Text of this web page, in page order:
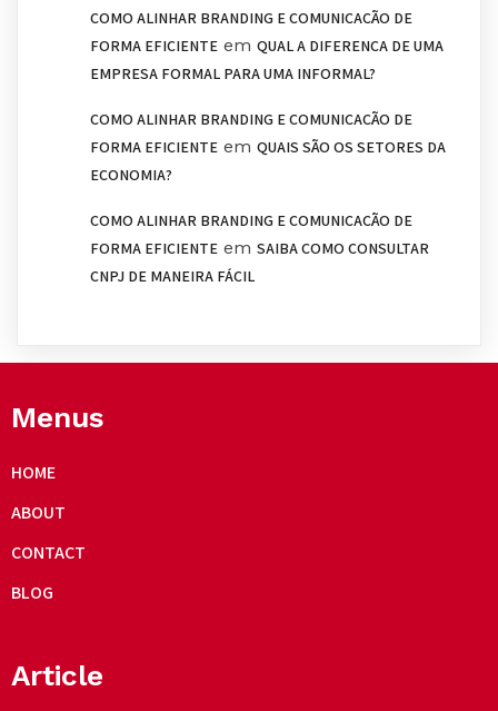
COMO ALINHAR BRANDING E COMUNICAÇÃO DE
FORMA EFICIENTE em QUAL A DIFERENÇA DE UMA
EMPRESA FORMAL PARA UMA INFORMAL?
COMO ALINHAR BRANDING E COMUNICAÇÃO DE
FORMA EFICIENTE em QUAIS SÃO OS SETORES DA
ECONOMIA?
COMO ALINHAR BRANDING E COMUNICAÇÃO DE
FORMA EFICIENTE em SAIBA COMO CONSULTAR
CNPJ DE MANEIRA FÁCIL
Menus
HOME
ABOUT
CONTACT
BLOG
Article